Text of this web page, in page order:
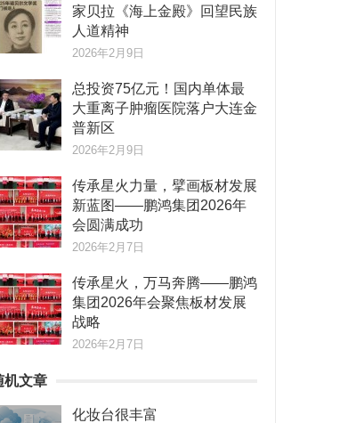
家贝拉《海上金殿》回望民族
人道精神
2026年2月9日
总投资75亿元！国内单体最
大重离子肿瘤医院落户大连金
普新区
2026年2月9日
传承星火力量，擘画板材发展
新蓝图——鹏鸿集团2026年
会圆满成功
2026年2月7日
传承星火，万马奔腾——鹏鸿
集团2026年会聚焦板材发展
战略
2026年2月7日
机文章
化妆台很丰富